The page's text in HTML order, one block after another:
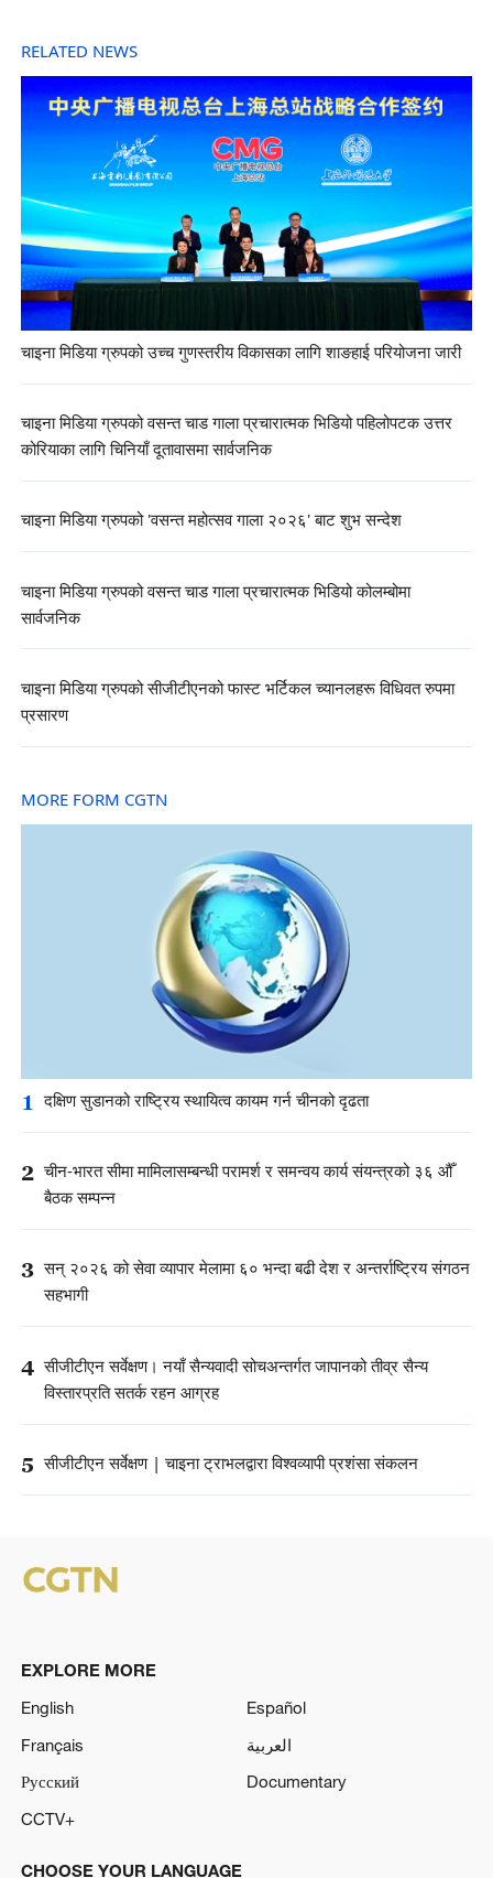
RELATED NEWS
चाइना मिडिया ग्रुपको उच्च गुणस्तरीय विकासका लागि शाङहाई परियोजना जारी
चाइना मिडिया ग्रुपको वसन्त चाड गाला प्रचारात्मक भिडियो पहिलोपटक उत्तर
कोरियाका लागि चिनियाँ दूतावासमा सार्वजनिक
चाइना मिडिया ग्रुपको 'वसन्त महोत्सव गाला २०२६' बाट शुभ सन्देश
चाइना मिडिया ग्रुपको वसन्त चाड गाला प्रचारात्मक भिडियो कोलम्बोमा
सार्वजनिक
चाइना मिडिया ग्रुपको सीजीटीएनको फास्ट भर्टिकल च्यानलहरू विधिवत रुपमा
प्रसारण
MORE FORM CGTN
1 दक्षिण सुडानको राष्ट्रिय स्थायित्व कायम गर्न चीनको दृढता
2 चीन-भारत सीमा मामिलासम्बन्धी परामर्श र समन्वय कार्य संयन्त्रको ३६ औँ
बैठक सम्पन्न
3 सन् २०२६ को सेवा व्यापार मेलामा ६० भन्दा बढी देश र अन्तर्राष्ट्रिय संगठन
सहभागी
4 सीजीटीएन सर्वेक्षण। नयाँ सैन्यवादी सोचअन्तर्गत जापानको तीव्र सैन्य
विस्तारप्रति सतर्क रहन आग्रह
5 सीजीटीएन सर्वेक्षण | चाइना ट्राभलद्वारा विश्वव्यापी प्रशंसा संकलन
EXPLORE MORE
English
Español
Français
العربية
Русский
Documentary
CCTV+
CHOOSE YOUR LANGUAGE